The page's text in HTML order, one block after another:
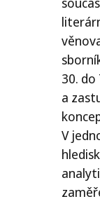
30.
a
V